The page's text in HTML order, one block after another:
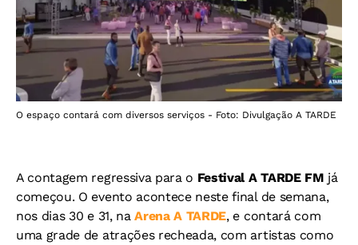
O espaço contará com diversos serviços - Foto: Divulgação A TARDE
A contagem regressiva para o Festival A TARDE FM já
começou. O evento acontece neste final de semana,
nos dias 30 e 31, naArena A TARDE, e contará com
uma grade de atrações recheada, com artistas como